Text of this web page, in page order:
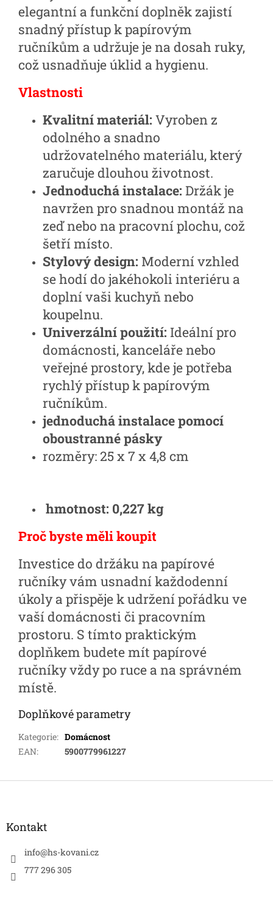
elegantní a funkční doplněk zajistí
snadný přístup k papírovým
ručníkům a udržuje je na dosah ruky,
což usnadňuje úklid a hygienu.
Vlastnosti
Kvalitní materiál: Vyroben z
odolného a snadno
udržovatelného materiálu, který
zaručuje dlouhou životnost.
Jednoduchá instalace: Držák je
navržen pro snadnou montáž na
zeď nebo na pracovní plochu, což
šetří místo.
Stylový design: Moderní vzhled
se hodí do jakéhokoli interiéru a
doplní vaši kuchyň nebo
koupelnu.
Univerzální použití: Ideální pro
domácnosti, kanceláře nebo
veřejné prostory, kde je potřeba
rychlý přístup k papírovým
ručníkům.
jednoduchá instalace pomocí
oboustranné pásky
rozměry: 25 x 7 x 4,8 cm
hmotnost: 0,227 kg
Proč byste měli koupit
Investice do držáku na papírové
ručníky vám usnadní každodenní
úkoly a přispěje k udržení pořádku ve
vaší domácnosti či pracovním
prostoru. S tímto praktickým
doplňkem budete mít papírové
ručníky vždy po ruce a na správném
místě.
Doplňkové parametry
Kategorie: Domácnost
EAN: 5900779961227
Kontakt
info@hs-kovani.cz
777 296 305